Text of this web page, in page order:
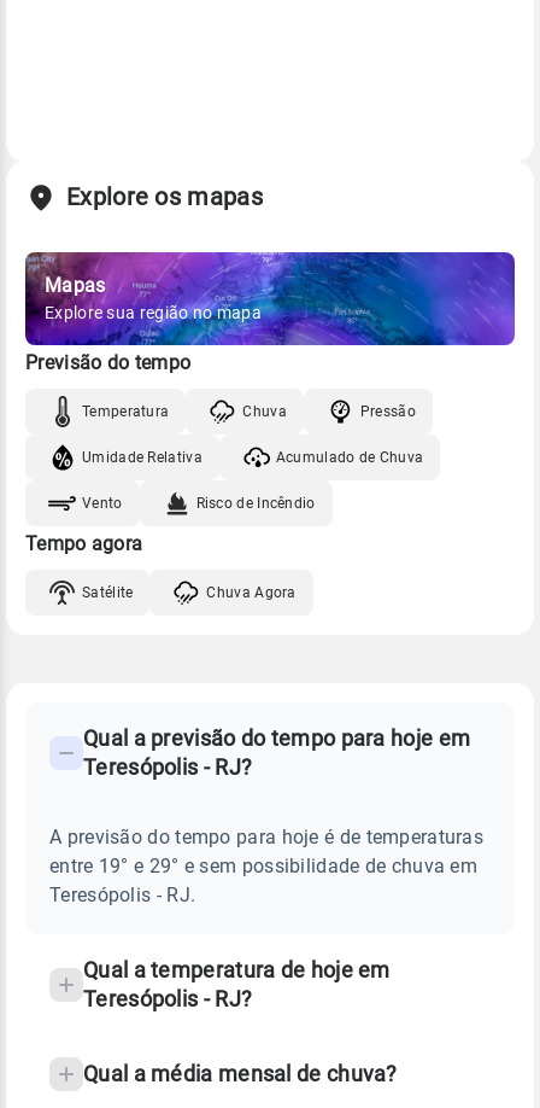
Explore os mapas
Mapas
Explore sua região no mapa
Previsão do tempo
Temperatura Chuva Pressão
Umidade Relativa Acumulado de Chuva
Vento Risco de Incêndio
Tempo agora
Satélite Chuva Agora
PREVISÃO
TEMPO
TERESÓPOLIS
Perguntas
sobre
chuva
Qual a previsão do tempo para hoje em
Teresópolis - RJ?
A previsão do tempo para hoje é de temperaturas
entre 19° e 29° e sem possibilidade de chuva em
Teresópolis - RJ.
Qual a temperatura de hoje em
Teresópolis - RJ?
Qual a média mensal de chuva?